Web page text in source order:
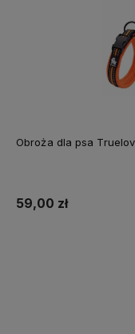
Obroża dla psa
59,00 zł